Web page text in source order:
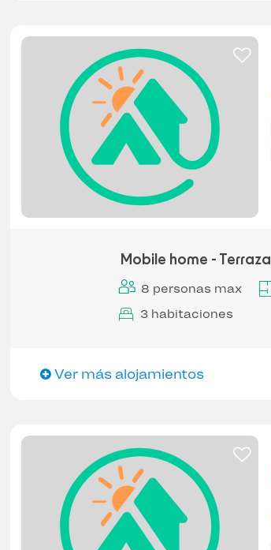
Mobile home - Terraza
8 personas max
3 habitaciones
Ver más alojamientos